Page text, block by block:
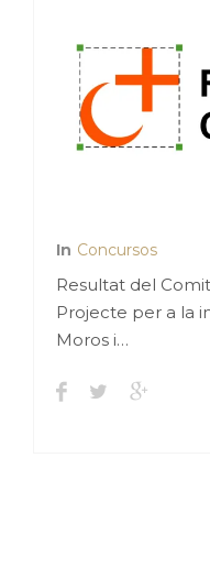
In Concursos
Resultat del
Projecte per a la
Moros i…